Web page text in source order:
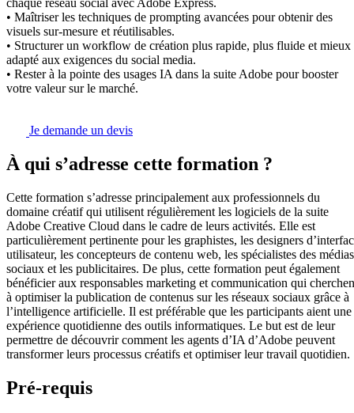
chaque réseau social avec Adobe Express.
• Maîtriser les techniques de prompting avancées pour obtenir des
visuels sur-mesure et réutilisables.
• Structurer un workflow de création plus rapide, plus fluide et mieux
adapté aux exigences du social media.
• Rester à la pointe des usages IA dans la suite Adobe pour booster
votre valeur sur le marché.
Je demande un devis
À qui s’adresse cette formation ?
Cette formation s’adresse principalement aux professionnels du
domaine créatif qui utilisent régulièrement les logiciels de la suite
Adobe Creative Cloud dans le cadre de leurs activités. Elle est
particulièrement pertinente pour les graphistes, les designers
utilisateur, les concepteurs de contenu web, les spécialistes des médias
sociaux et les publicitaires. De plus, cette formation peut également
bénéficier aux responsables marketing et communication qui
à optimiser la publication de contenus sur les réseaux sociaux grâce à
l’intelligence artificielle. Il est préférable que les participants aient une
expérience quotidienne des outils informatiques. Le but est de leur
permettre de découvrir comment les agents d’IA d’Adobe peuvent
transformer leurs processus créatifs et optimiser leur travail quotidien.
Pré-requis